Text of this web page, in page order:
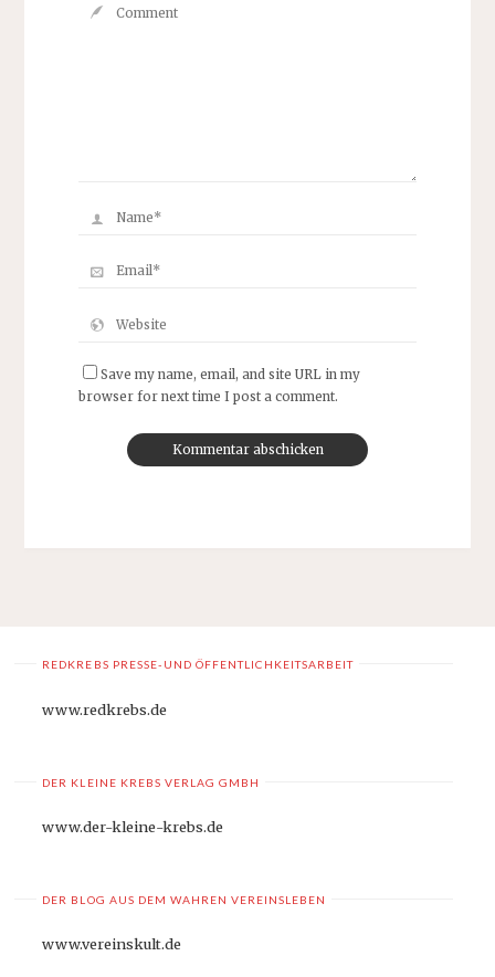
Save my name, email, and site URL in my
browser for next time I post a comment.
REDKREBS PRESSE-UND ÖFFENTLICHKEITSARBEIT
www.redkrebs.de
DER KLEINE KREBS VERLAG GMBH
www.der-kleine-krebs.de
DER BLOG AUS DEM WAHREN VEREINSLEBEN
www.vereinskult.de